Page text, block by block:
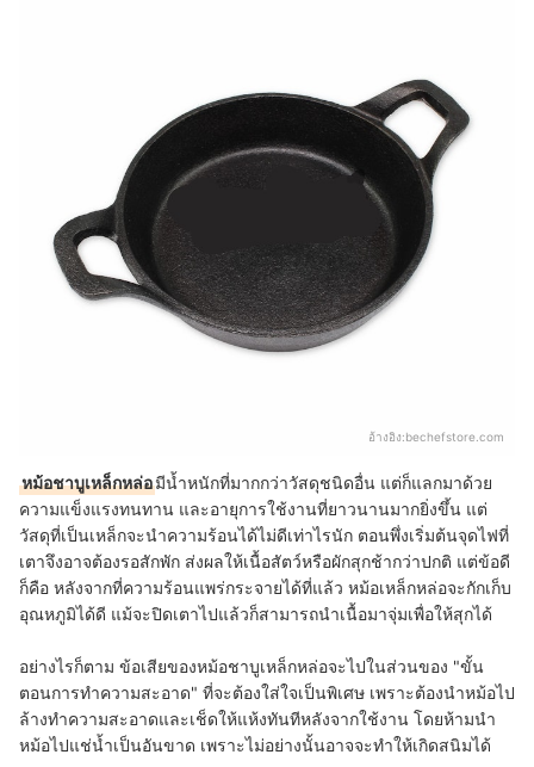
อ้างอิง:bechefstore.com
หม้อชาบูเหล็กหล่อมีน้ำหนักที่มากกว่าวัสดุชนิดอื่น แต่ก็แลกมาด้วย
ความแข็งแรงทนทาน และอายุการใช้งานที่ยาวนานมากยิ่งขึ้น แต่
วัสดุที่เป็นเหล็กจะนำความร้อนได้ไม่ดีเท่าไรนัก ตอนพึ่งเริ่มต้นจุดไฟที่
เตาจึงอาจต้องรอสักพัก ส่งผลให้เนื้อสัตว์หรือผักสุกช้ากว่าปกติ แต่ข้อดี
ก็คือ หลังจากที่ความร้อนแพร่กระจายได้ที่แล้ว หม้อเหล็กหล่อจะกักเก็บ
อุณหภูมิได้ดี แม้จะปิดเตาไปแล้วก็สามารถนำเนื้อมาจุ่มเพื่อให้สุกได้
อย่างไรก็ตาม ข้อเสียของหม้อชาบูเหล็กหล่อจะไปในส่วนของ "ขั้น
ตอนการทำความสะอาด" ที่จะต้องใส่ใจเป็นพิเศษ เพราะต้องนำหม้อไป
ล้างทำความสะอาดและเช็ดให้แห้งทันทีหลังจากใช้งาน โดยห้ามนำ
หม้อไปแช่น้ำเป็นอันขาด เพราะไม่อย่างนั้นอาจจะทำให้เกิดสนิมได้